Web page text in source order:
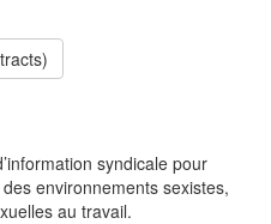
syndicale pour
environnements sexistes,
au travail.